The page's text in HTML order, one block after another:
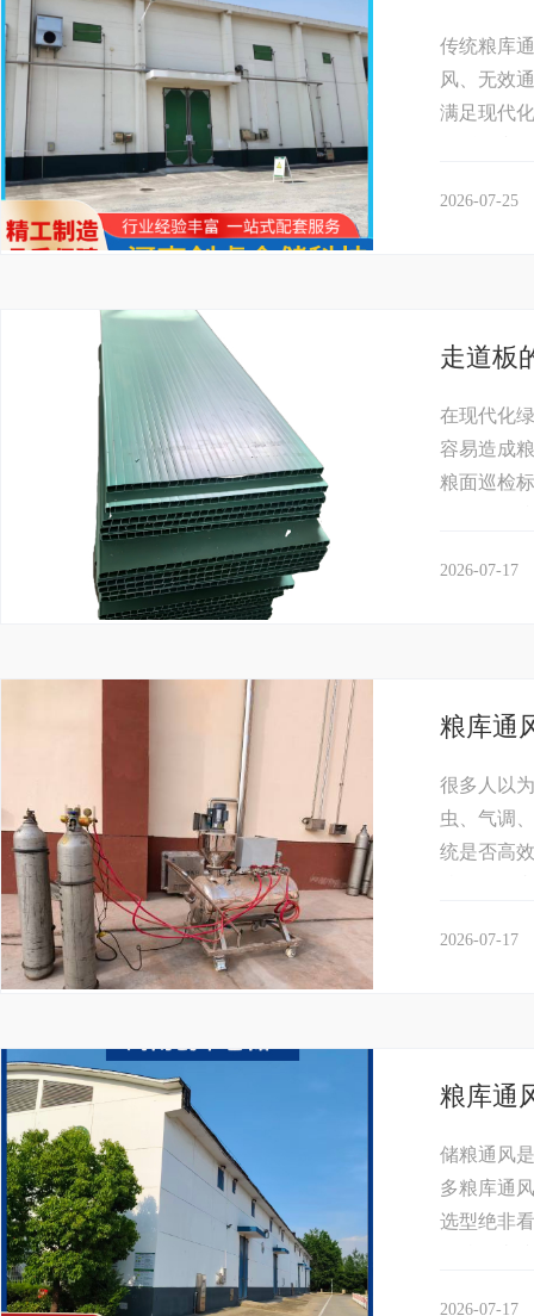
传统粮库
风、无效
满足现代
2026-07-25
走道板
在现代化
容易造成
粮面巡检
2026-07-17
粮库通
很多人以
虫、气调
统是否高
2026-07-17
粮库通
储粮通风
多粮库通
选型绝非
2026-07-17